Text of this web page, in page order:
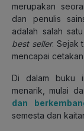
merupakan
dan penulis
adalah salah
best seller. Sejak
mencapai
Di dalam buku
menarik, mulai
dan
semesta dan